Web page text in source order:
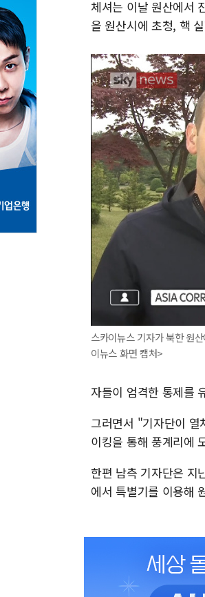
체셔는 이날 원산에서
을 원산시에 초청, 핵
스카이뉴스 기자가 북한 원
이뉴스 화면 캡처>
자들이 엄격한 통제를
그러면서 "기자단이 열
이킹을 통해 풍계리에
한편 남측 기자단은 지
에서 특별기를 이용해